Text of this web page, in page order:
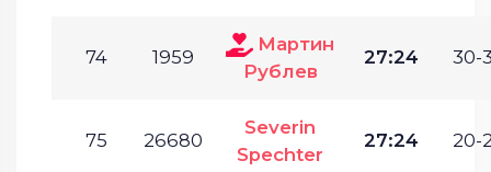
74 1959
Мартин
Рублев
27:24 30-
75 26680
Severin
Spechter
27:24 20-